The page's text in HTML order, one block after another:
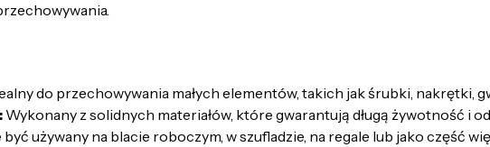
do przechowywania małych elementów, takich jak śrubki, nakrętki,
Wykonany z solidnych materiałów, które gwarantują długą żywotność i
być używany na blacie roboczym, w szufladzie, na regale lub jako część